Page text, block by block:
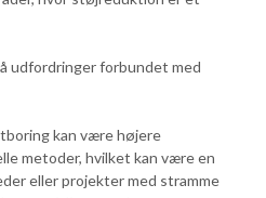
udfordringer forbundet med
kan være højere
metoder, hvilket kan være en
eller projekter med stramme